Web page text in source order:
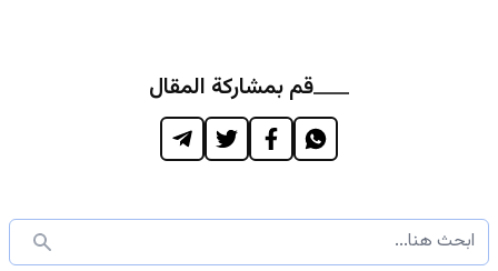
قم بمشاركة المقال